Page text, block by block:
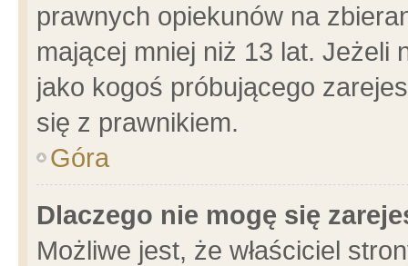
prawnych opiekunów na
mającej mniej niż 13 lat. Jeżeli
jako kogoś próbującego
się z prawnikiem.
Góra
Dlaczego nie mogę się
Możliwe jest, że właściciel